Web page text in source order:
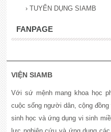
› TUYỂN DỤNG SIAMB
FANPAGE
VIỆN SIAMB
Với sứ mệnh mang khoa học
cuộc sống người dân, cộng
sinh học và ứng dụng vi sinh